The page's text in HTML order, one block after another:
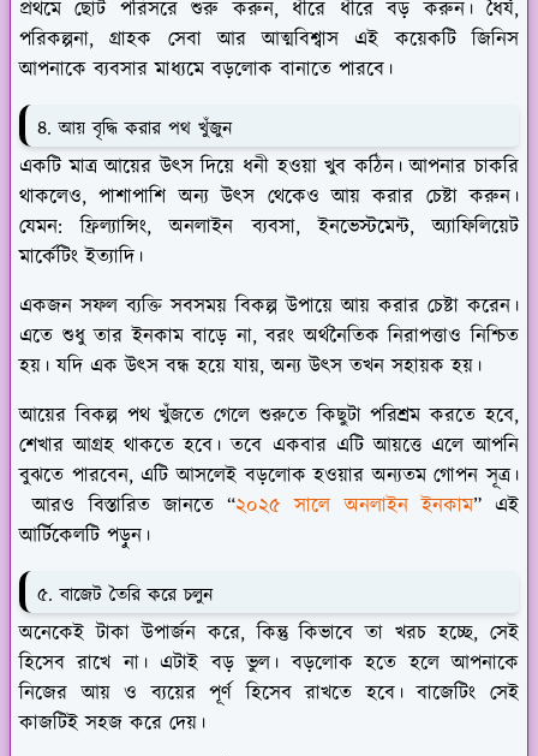
প্রথমে ছোট পরিসরে শুরু করুন, ধীরে ধীরে বড় করুন। ধৈর্য,
পরিকল্পনা, গ্রাহক সেবা আর আত্মবিশ্বাস এই কয়েকটি জিনিস
আপনাকে ব্যবসার মাধ্যমে বড়লোক বানাতে পারবে।
৪. আয় বৃদ্ধি করার পথ খুঁজুন
একটি মাত্র আয়ের উৎস দিয়ে ধনী হওয়া খুব কঠিন। আপনার চাকরি
থাকলেও, পাশাপাশি অন্য উৎস থেকেও আয় করার চেষ্টা করুন।
যেমন: ফ্রিল্যান্সিং, অনলাইন ব্যবসা, ইনভেস্টমেন্ট, অ্যাফিলিয়েট
মার্কেটিং ইত্যাদি।
একজন সফল ব্যক্তি সবসময় বিকল্প উপায়ে আয় করার চেষ্টা করেন।
এতে শুধু তার ইনকাম বাড়ে না, বরং অর্থনৈতিক নিরাপত্তাও নিশ্চিত
হয়। যদি এক উৎস বন্ধ হয়ে যায়, অন্য উৎস তখন সহায়ক হয়।
আয়ের বিকল্প পথ খুঁজতে গেলে শুরুতে কিছুটা পরিশ্রম করতে হবে,
শেখার আগ্রহ থাকতে হবে। তবে একবার এটি আয়ত্তে এলে আপনি
বুঝতে পারবেন, এটি আসলেই বড়লোক হওয়ার অন্যতম গোপন সূত্র।
আরও বিস্তারিত জানতে “২০২৫ সালে অনলাইন ইনকাম” এই
আর্টিকেলটি পড়ুন।
৫. বাজেট তৈরি করে চলুন
অনেকেই টাকা উপার্জন করে, কিন্তু কিভাবে তা খরচ হচ্ছে, সেই
হিসেব রাখে না। এটাই বড় ভুল। বড়লোক হতে হলে আপনাকে
নিজের আয় ও ব্যয়ের পূর্ণ হিসেব রাখতে হবে। বাজেটিং সেই
কাজটিই সহজ করে দেয়।